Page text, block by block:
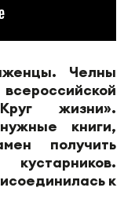
Челны
жизни».
книги,
получить
к